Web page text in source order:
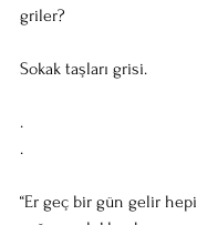
griler?
Sokak taşları grisi.
.
.
“Er geç bir gün gelir